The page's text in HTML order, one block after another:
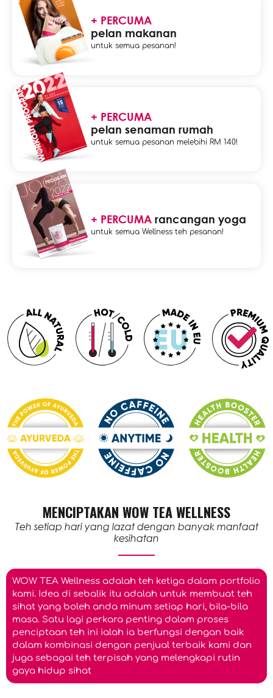
+ PERCUMA
pelan makanan
untuk semua pesanan!
+ PERCUMA
pelan senaman rumah
untuk semua pesanan melebihi RM 140!
+ PERCUMA rancangan yoga
untuk semua Wellness teh pesanan!
MENCIPTAKAN WOW TEA WELLNESS
Teh setiap hari yang lazat dengan banyak manfaat
kesihatan
WOW TEA Wellness adalah teh ketiga dalam portfolio
kami. Idea di sebalik itu adalah untuk membuat teh
sihat yang boleh anda minum setiap hari, bila-bila
masa. Satu lagi perkara penting dalam proses
penciptaan teh ini ialah ia berfungsi dengan baik
dalam kombinasi dengan penjual terbaik kami dan
juga sebagai teh terpisah yang melengkapi rutin
gaya hidup sihat